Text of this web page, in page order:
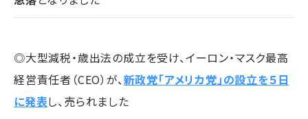
◎大型減税・歳出法の成立を受け、イーロン・マスク最高
経営責任者（CEO）が、新政党「アメリカ党」の設立を５日
に発表し、売られました